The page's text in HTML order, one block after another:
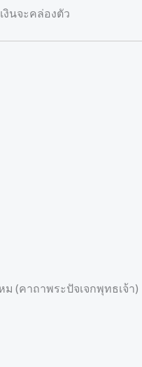
งินจะคล่องตัว
(คาถาพระปัจเจกพุทธเจ้า)